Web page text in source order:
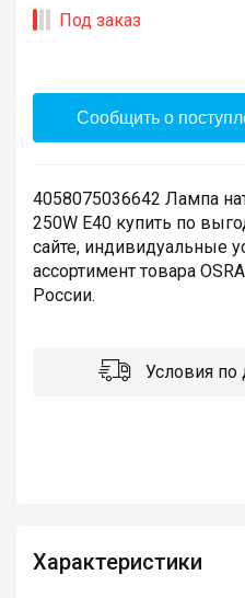
Под заказ
Сообщить о
4058075036642 Лампа
250W E40 купить по
сайте, индивидуальные
ассортимент товара
России.
Условия по
Характеристики